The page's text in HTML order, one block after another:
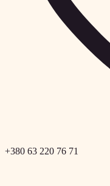
+380 63 220 76 71